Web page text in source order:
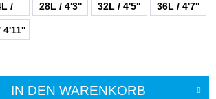
/
2''
28L / 4'3'' 32L / 4'5'' 36L / 4'7''
4'11''
IN DEN WARENKORB